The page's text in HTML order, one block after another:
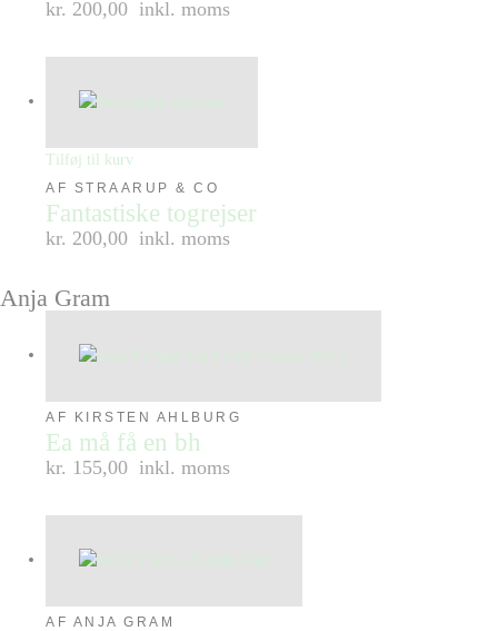
kr. 200,00 inkl. moms
Tilføj til kurv
AF STRAARUP & CO
Fantastiske togrejser
kr. 200,00 inkl. moms
Anja Gram
AF KIRSTEN AHLBURG
Ea må få en bh
kr. 155,00 inkl. moms
AF ANJA GRAM